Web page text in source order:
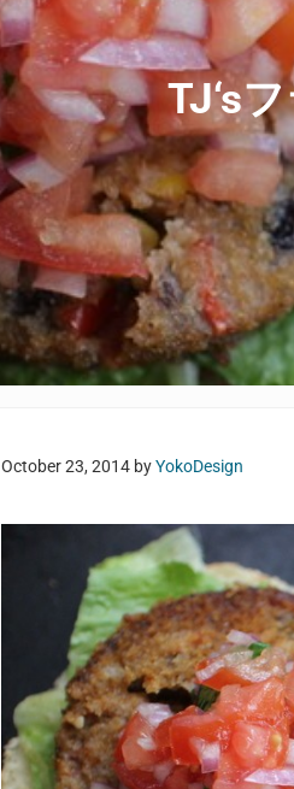
TJ‘s
October 23, 2014 byYokoDesign